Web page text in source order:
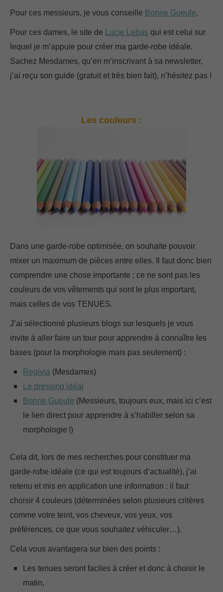
Pour ces messieurs, je vous conseille Bonne Gueule.
Pour ces dames, le site de Lucie Lebas qui est celui sur
lequel je m’appuie pour créer ma garde-robe idéale.
Sachez Mesdames, qu’en m’inscrivant à sa newsletter,
j’ai reçu son guide (gratuit et très bien fait), n’hésitez pas !
Les couleurs :
Dans une garde-robe optimisée, on souhaite pouvoir
mixer un maximum de pièces entre elles. Il faut donc bien
comprendre une chose importante : ce ne sont pas les
couleurs de vos vêtements qui sont le plus important,
mais celles de vos TENUES.
J’ai sélectionné plusieurs blogs sur lesquels je vous
invite à aller faire un tour pour apprendre à connaître les
bases (pour la morphologie mais pas seulement) :
Regivia (Mesdames)
Le dressing idéal
Bonne Gueule (Messieurs, toujours eux, mais ici c’est
le lien direct pour apprendre à s’habiller selon sa
morphologie !)
Cela dit, lors de mes recherches pour constituer ma
garde-robe idéale (ce qui est toujours d’actualité), j’ai
retenu et mis en application une information : il faut
choisir 4 couleurs (déterminées selon plusieurs critères
comme votre teint, vos cheveux, vos yeux, vos
préférences, ce que vous souhaitez véhiculer…).
Cela vous avantagera sur bien des points :
Les tenues seront faciles à créer et donc à choisir le
matin,